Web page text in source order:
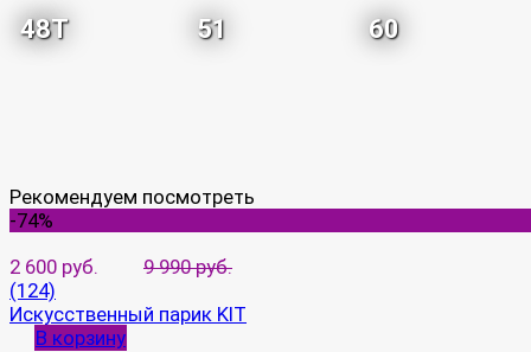
48T 51 60
Рекомендуем посмотреть
-74%
2 600 руб.
9 990 руб.
(124)
Искусственный парик KIT
В корзину